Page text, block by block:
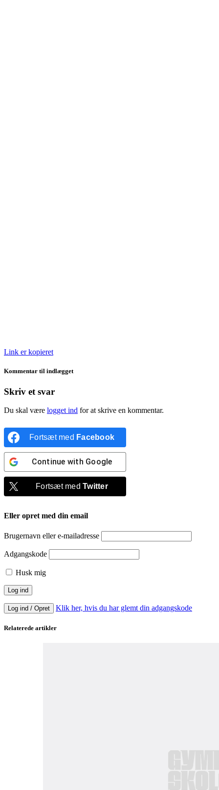
Link er kopieret
Kommentar til indlægget
Skriv et svar
Du skal være logget ind for at skrive en kommentar.
Fortsæt med Facebook
Continue with Google
Fortsæt medTwitter
Eller opret med din email
Brugernavn eller e-mailadresse
Adgangskode
Husk mig
Log ind / Opret Klik her, hvis du har glemt din adgangskode
Relaterede artikler